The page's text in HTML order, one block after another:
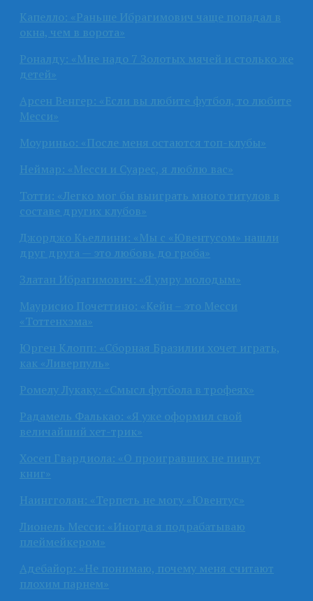
Капелло: «Раньше Ибрагимович чаще попадал в
окна, чем в ворота»
Роналду: «Мне надо 7 Золотых мячей и столько же
детей»
Арсен Венгер: «Если вы любите футбол, то любите
Месси»
Моуриньо: «После меня остаются топ-клубы»
Неймар: «Месси и Суарес, я люблю вас»
Тотти: «Легко мог бы выиграть много титулов в
составе других клубов»
Джорджо Кьеллини: «Мы с «Ювентусом» нашли
друг друга — это любовь до гроба»
Златан Ибрагимович: «Я умру молодым»
Маурисио Почеттино: «Кейн – это Месси
«Тоттенхэма»
Юрген Клопп: «Сборная Бразилии хочет играть,
как «Ливерпуль»
Ромелу Лукаку: «Смысл футбола в трофеях»
Радамель Фалькао: «Я уже оформил свой
величайший хет-трик»
Хосеп Гвардиола: «О проигравших не пишут
книг»
Наингголан: «Терпеть не могу «Ювентус»
Лионель Месси: «Иногда я подрабатываю
плеймейкером»
Адебайор: «Не понимаю, почему меня считают
плохим парнем»